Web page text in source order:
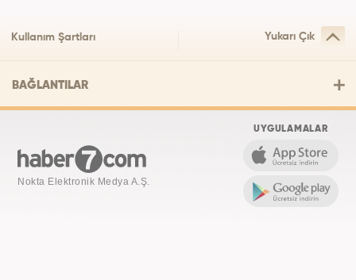
Kullanım Şartları Yukarı Çık
BAĞLANTILAR
Nokta Elektronik Medya A.Ş.
UYGULAMALAR